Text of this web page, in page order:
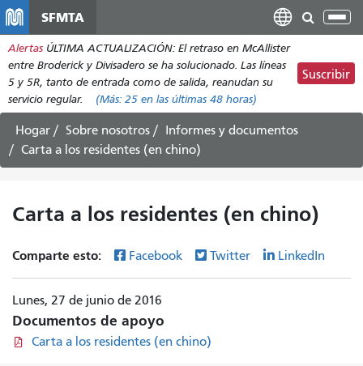
contenido
principal
SFMTA
Alertas ÚLTIMA ACTUALIZACIÓN: El retraso en McAllister
entre Broderick y Divisadero se ha solucionado. Las líneas
5 y 5R, tanto de entrada como de salida, reanudan su
servicio regular.
(Más: 25 en las últimas 48 horas)
Suscribir
Hogar Sobre nosotros
Informes y documentos
Carta a los residentes (en chino)
Carta a los residentes (en chino)
Comparte esto: Facebook Twitter LinkedIn
Lunes, 27 de junio de 2016
Documentos de apoyo
Carta a los residentes (en chino)